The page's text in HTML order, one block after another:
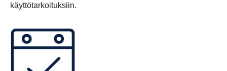
käyttötarkoituksiin.